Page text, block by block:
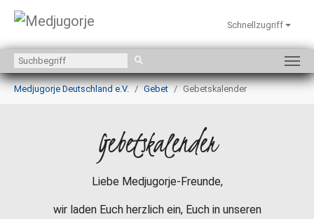
Zum Hauptinhalt springen
Schnellzugriff
Sie sind hier:
Medjugorje Deutschland e.V.
Gebet Gebetskalender
Gebetskalender
Liebe Medjugorje-Freunde,
wir laden Euch herzlich ein, Euch in unseren